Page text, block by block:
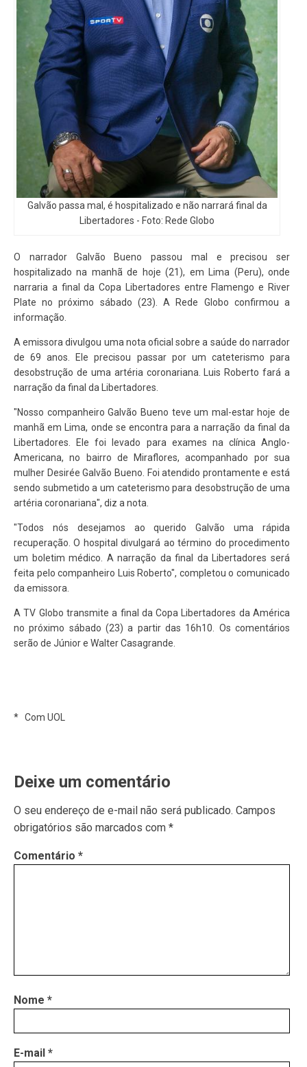
Galvão passa mal, é hospitalizado e não narrará final da
Libertadores - Foto: Rede Globo
O narrador Galvão Bueno passou mal e precisou ser
hospitalizado na manhã de hoje (21), em Lima (Peru), onde
narraria a final da Copa Libertadores entre Flamengo e River
Plate no próximo sábado (23). A Rede Globo confirmou a
informação.
A emissora divulgou uma nota oficial sobre a saúde do narrador
de 69 anos. Ele precisou passar por um cateterismo para
desobstrução de uma artéria coronariana. Luis Roberto fará a
narração da final da Libertadores.
"Nosso companheiro Galvão Bueno teve um mal-estar hoje de
manhã em Lima, onde se encontra para a narração da final da
Libertadores. Ele foi levado para exames na clínica Anglo-
Americana, no bairro de Miraflores, acompanhado por sua
mulher Desirée Galvão Bueno. Foi atendido prontamente e está
sendo submetido a um cateterismo para desobstrução de uma
artéria coronariana", diz a nota.
"Todos nós desejamos ao querido Galvão uma rápida
recuperação. O hospital divulgará ao término do procedimento
um boletim médico. A narração da final da Libertadores será
feita pelo companheiro Luis Roberto", completou o comunicado
da emissora.
A TV Globo transmite a final da Copa Libertadores da América
no próximo sábado (23) a partir das 16h10. Os comentários
serão de Júnior e Walter Casagrande.
* Com UOL
Deixe um comentário
O seu endereço de e-mail não será publicado. Campos
obrigatórios são marcados com *
Comentário *
Nome *
E-mail *